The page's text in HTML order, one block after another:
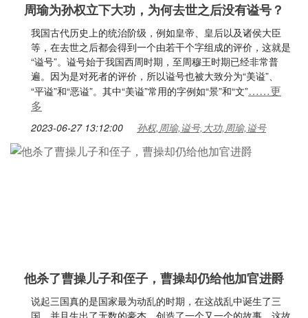
周瑜为孙权立下大功，为何去世之后没有谥号？
我国古代历史上的统治阶级，例如皇帝、皇后以及诸侯大臣
等，在去世之后都会得到一个由若干个字组成的评价，这就是
“谥号”。谥号始于我国西周时期，至周穆王时期已经非常普
遍。因为是对死者的评价，所以谥号也被大致分为“美谥”、
“平谥”和“恶谥”。其中“美谥”常用的字例如“景”和“文”……更
多
2023-06-27 13:12:00 孙权,周瑜,谥号,大功,周瑜,谥号
他杀了曹操儿子和侄子，曹操却仍给他加官进爵
说起三国真的是国家最为动乱的时期，在这战乱中诞生了三
国，并且生出了无数的豪杰，创造了一个又一个的故事，这故